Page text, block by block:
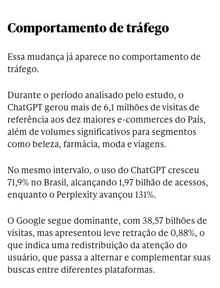
Comportamento de tráfego
Essa mudança já aparece no comportamento de
tráfego.
Durante o período analisado pelo estudo, o
ChatGPT gerou mais de 6,1 milhões de visitas de
referência aos dez maiores e-commerces do País,
além de volumes significativos para segmentos
como beleza, farmácia, moda e viagens.
No mesmo intervalo, o uso do ChatGPT cresceu
71,9% no Brasil, alcançando 1,97 bilhão de acessos,
enquanto o Perplexity avançou 131%.
O Google segue dominante, com 38,57 bilhões de
visitas, mas apresentou leve retração de 0,88%, o
que indica uma redistribuição da atenção do
usuário, que passa a alternar e complementar suas
buscas entre diferentes plataformas.